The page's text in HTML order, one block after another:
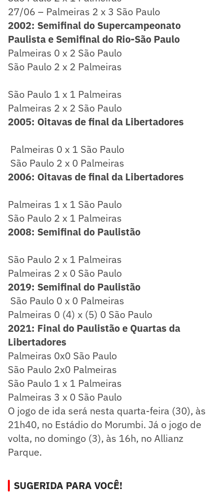
27/06 – Palmeiras 2 x 3 São Paulo
2002: Semifinal do Supercampeonato
Paulista e Semifinal do Rio-São Paulo
Palmeiras 0 x 2 São Paulo
São Paulo 2 x 2 Palmeiras
São Paulo 1 x 1 Palmeiras
Palmeiras 2 x 2 São Paulo
2005: Oitavas de final da Libertadores
Palmeiras 0 x 1 São Paulo
São Paulo 2 x 0 Palmeiras
2006: Oitavas de final da Libertadores
Palmeiras 1 x 1 São Paulo
São Paulo 2 x 1 Palmeiras
2008: Semifinal do Paulistão
São Paulo 2 x 1 Palmeiras
Palmeiras 2 x 0 São Paulo
2019: Semifinal do Paulistão
São Paulo 0 x 0 Palmeiras
Palmeiras 0 (4) x (5) 0 São Paulo
2021: Final do Paulistão e Quartas da
Libertadores
Palmeiras 0x0 São Paulo
São Paulo 2x0 Palmeiras
São Paulo 1 x 1 Palmeiras
Palmeiras 3 x 0 São Paulo
O jogo de ida será nesta quarta-feira (30), às
21h40, no Estádio do Morumbi. Já o jogo de
volta, no domingo (3), às 16h, no Allianz
Parque.
SUGERIDA PARA VOCÊ!